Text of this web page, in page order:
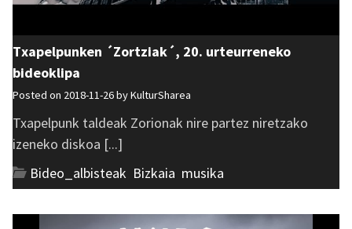
Txapelpunken ´Zortziak´, 20. urteurreneko
bideoklipa
Posted on 2018-11-26 byKulturSharea
Txapelpunk taldeak Zorionak nire partez niretzako
izeneko diskoa [...]
Bideo_albisteak Bizkaia musika